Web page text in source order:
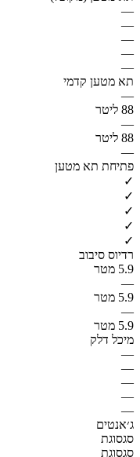
—
—
—
—
—
תא מטען קדמי
—
88 ליטר
—
88 ליטר
—
פתיחת תא מטען
✓
✓
✓
✓
✓
רדיוס סיבוב
5.9 מטר
—
5.9 מטר
—
5.9 מטר
מיכל דלק
—
—
—
—
—
ג׳אנטים
סגסוגת
סגסוגת